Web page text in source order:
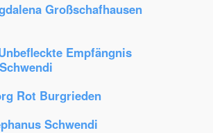
Großschafhausen
Empfängnis
Rot Burgrieden
Schwendi